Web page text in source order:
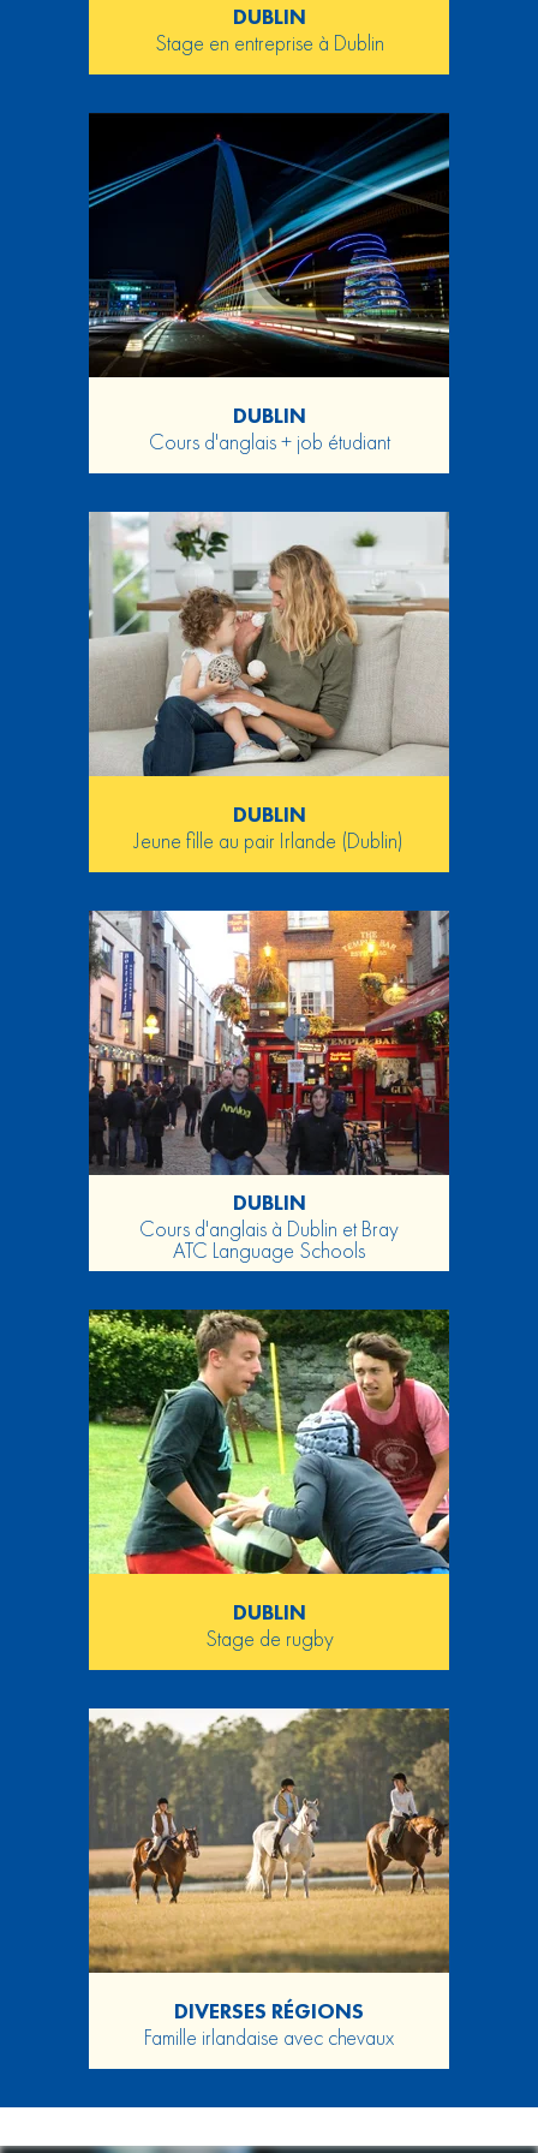
DUBLIN
Stage en entreprise à Dublin
DUBLIN
Cours d'anglais + job étudiant
DUBLIN
Jeune fille au pair Irlande (Dublin)
DUBLIN
Cours d'anglais à Dublin et Bray
ATC Language Schools
DUBLIN
Stage de rugby
DIVERSES RÉGIONS
Famille irlandaise avec chevaux